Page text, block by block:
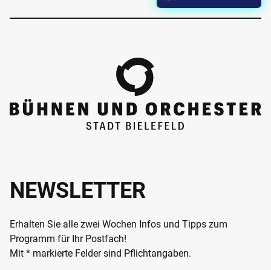
NEWSLETTER
Erhalten Sie alle zwei Wochen Infos und Tipps zum
Programm für Ihr Postfach!
Mit * markierte Felder sind Pflichtangaben.